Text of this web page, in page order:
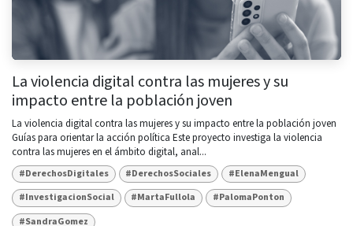
La violencia digital contra las mujeres y su
impacto entre la población joven
La violencia digital contra las mujeres y su impacto entre la población joven ​
Guías para orientar la acción política Este proyecto investiga la violencia
contra las mujeres en el ámbito digital, anal...
#DerechosDigitales #DerechosSociales
#ElenaMengual
#InvestigacionSocial
#MartaFullola
#PalomaPonton
#SandraGomez